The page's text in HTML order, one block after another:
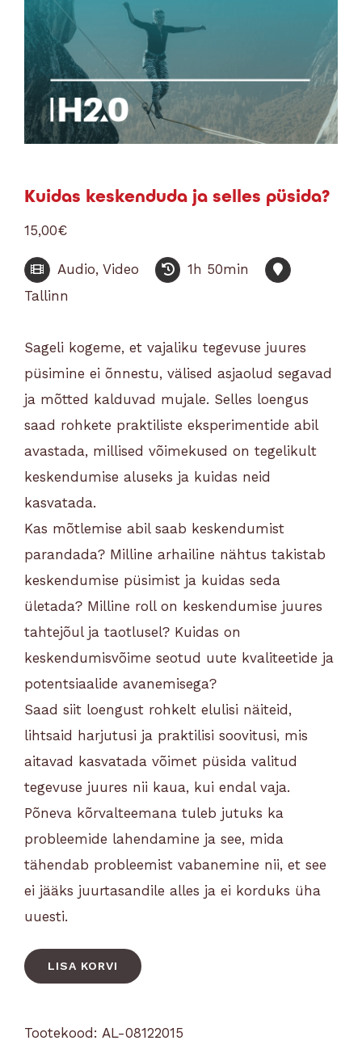
Kuidas keskenduda ja selles püsida?
15,00€
Audio, Video
1h 50min
Tallinn
Sageli kogeme, et vajaliku tegevuse juures
püsimine ei õnnestu, välised asjaolud segavad
ja mõtted kalduvad mujale. Selles loengus
saad rohkete praktiliste eksperimentide abil
avastada, millised võimekused on tegelikult
keskendumise aluseks ja kuidas neid
kasvatada.
Kas mõtlemise abil saab keskendumist
parandada? Milline arhailine nähtus takistab
keskendumise püsimist ja kuidas seda
ületada? Milline roll on keskendumise juures
tahtejõul ja taotlusel? Kuidas on
keskendumisvõime seotud uute kvaliteetide ja
potentsiaalide avanemisega?
Saad siit loengust rohkelt elulisi näiteid,
lihtsaid harjutusi ja praktilisi soovitusi, mis
aitavad kasvatada võimet püsida valitud
tegevuse juures nii kaua, kui endal vaja.
Põneva kõrvalteemana tuleb jutuks ka
probleemide lahendamine ja see, mida
tähendab probleemist vabanemine nii, et see
ei jääks juurtasandile alles ja ei korduks üha
uuesti.
LISA KORVI
Tootekood: AL-08122015